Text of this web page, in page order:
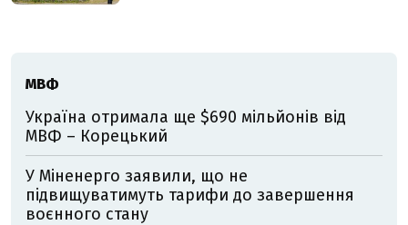
МВФ
Україна отримала ще $690 мільйонів від
МВФ – Корецький
У Міненерго заявили, що не
підвищуватимуть тарифи до завершення
воєнного стану